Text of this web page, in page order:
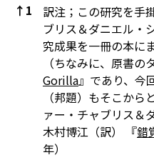
↑ 1
訳注；この研究を手
ブリス＆ダニエル・
究成果を一冊の本に
（ちなみに、原書の
Gorilla』であり、今
（邦題）もそこか
ァー・チャブリス＆
木村博江（訳） 『錯
年）